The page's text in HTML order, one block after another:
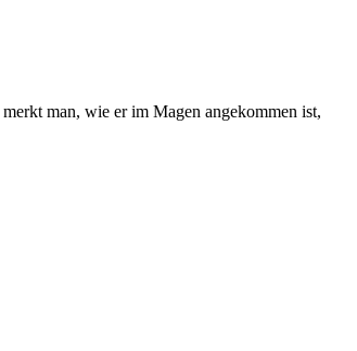
man, wie er im Magen angekommen ist,